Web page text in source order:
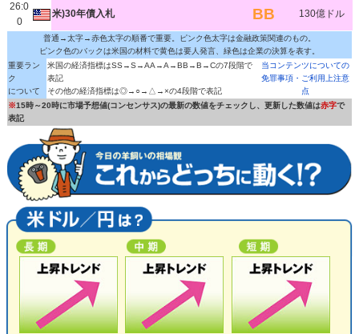
26:0
0
米)30年債入札 BB 130億ドル
普通→太字→赤色太字の順番で重要。ピンク色太字は金融政策関連のもの。
ピンク色のバックは米国の材料で黄色は要人発言、緑色は企業の決算を表す。
重要ラン
ク
について
米国の経済指標はSS→S→AA→A→BB→B→Cの7段階で
表記
その他の経済指標は◎→○→△→×の4段階で表記
当コンテンツについての
免罪事項・ご利用上注意
点
※15時～20時に市場予想値(コンセンサス)の最新の数値をチェックし、更新した数値は赤字で
表記